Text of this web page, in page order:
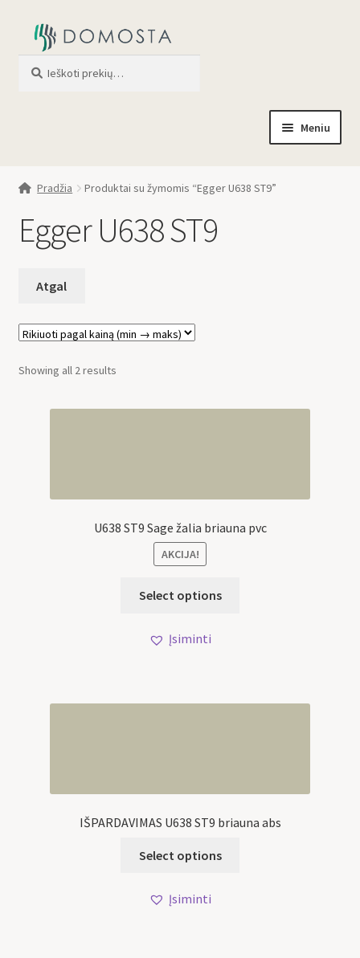
Meniu
Apie mus
Profilis
Pradžia Produktai su žymomis “Egger U638 ST9”
Egger U638 ST9
Showing all 2 results
U638 ST9 Sage žalia briauna pvc
AKCIJA!
Select options
Įsiminti
IŠPARDAVIMAS U638 ST9 briauna abs
Select options
Įsiminti